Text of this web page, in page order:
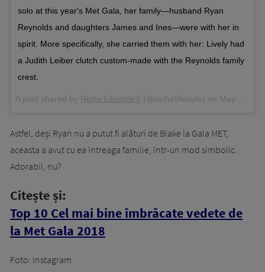
solo at this year's Met Gala, her family—husband Ryan
Reynolds and daughters James and Ines—were with her in
spirit. More specifically, she carried them with her: Lively had
a Judith Leiber clutch custom-made with the Reynolds family
crest.
A post shared by Niche Lifestyle® (@nichelifestyle) on May 9, 2018 at 11:57pm PDT
Astfel, deși Ryan nu a putut fi alături de Blake la Gala MET,
aceasta a avut cu ea întreaga familie, într-un mod simbolic.
Adorabil, nu?
Citește și:
Top 10 Cel mai bine îmbrăcate vedete de
la Met Gala 2018
Foto: Instagram